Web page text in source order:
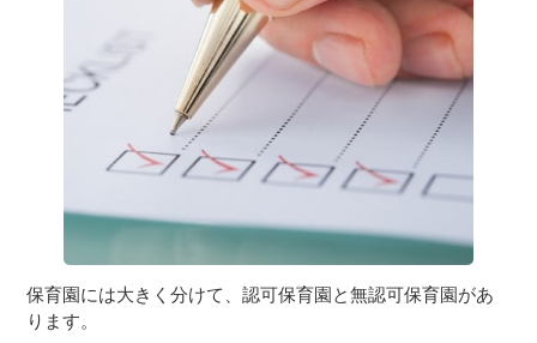
２歳児
３〜６歳児
７〜１２歳児
保育園には大きく分けて、認可保育園と無認可保育園があ
ります。